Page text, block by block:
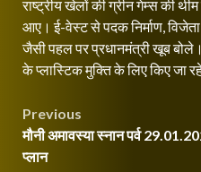
राष्ट्रीय खेलों की ग्रीन गेम्स की
आए। ई-वेस्ट से पदक निर्माण,
जैसी पहल पर प्रधानमंत्री खूब
के प्लास्टिक मुक्ति के लिए किए जा
Post
navigation
Previous
मौनी अमावस्या स्नान पर्व
प्लान